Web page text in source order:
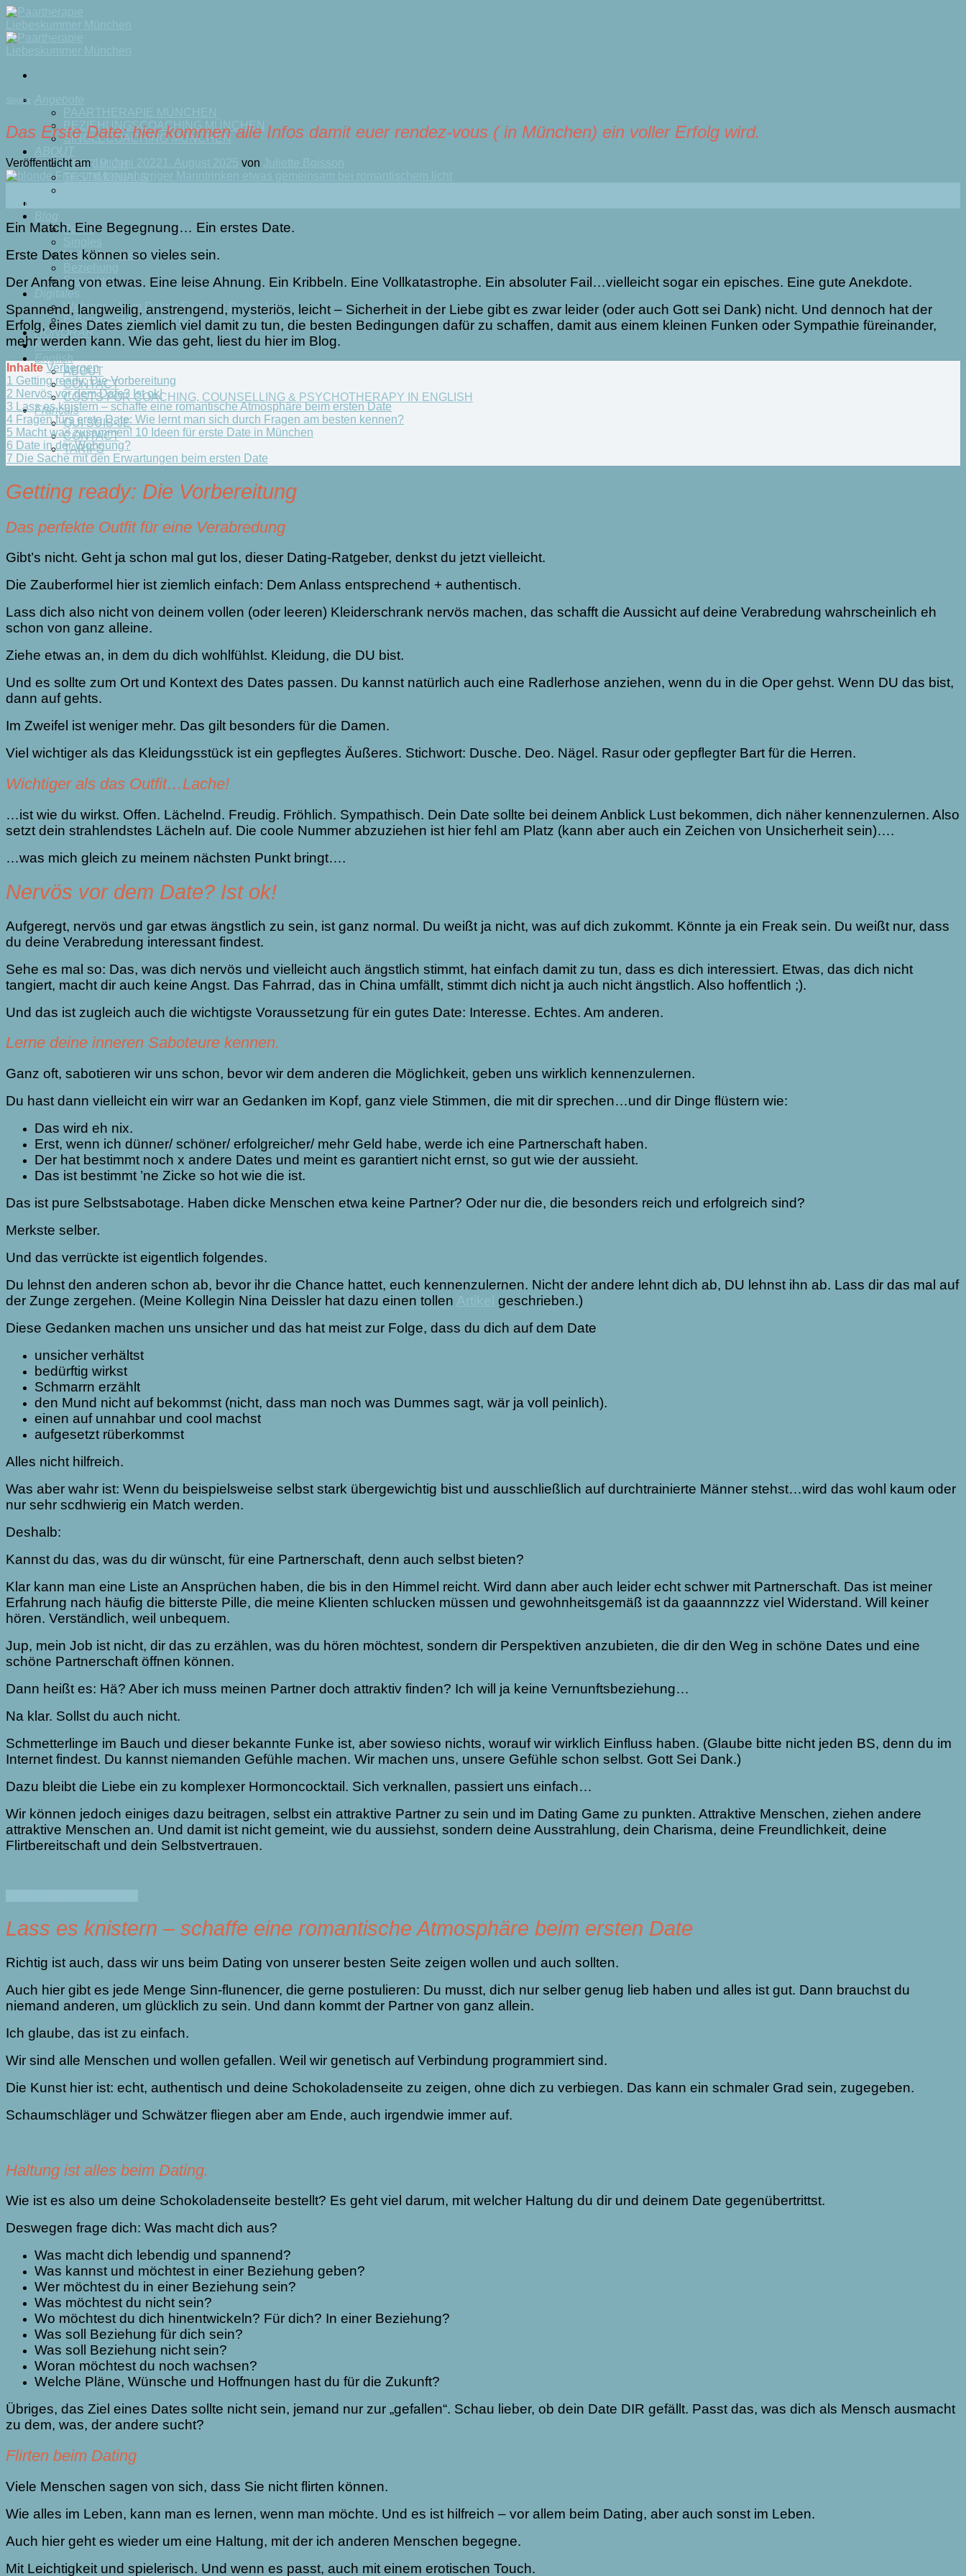
Skip
content
BEZIEHUNGSCOACHING MÜNCHEN
SINGLECOACHING MÜNCHEN
ÜBER MICH
Paare
Liebeskummer
Sexualität
Digitales
Webinar – Vom Dating Frust zur Dating Lust
E-Book – SMS, die wirken
HONORAR
Kontakt
English
ABOUT
CONTACT
COSTS FOR COACHING, COUNSELLING & PSYCHOTHERAPY IN ENGLISH
Français
QUI SUIS-JE
CONTACT
TARIFS
Singles
Das Erste Date: hier kommen alle Infos damit euer rendez-vous ( in München) ein voller Erfolg wird.
Veröffentlicht am von
Juni
Ein Match. Eine Begegnung… Ein erstes Date.
Erste Dates können so vieles sein.
Der Anfang von etwas. Eine leise Ahnung. Ein Kribbeln. Eine Vollkatastrophe. Ein absoluter Fail…vielleicht sogar ein episches. Eine gute Anekdote.
Spannend, langweilig, anstrengend, mysteriös, leicht – Sicherheit in der Liebe gibt es zwar leider (oder auch Gott sei Dank) nicht. Und dennoch hat der
Erfolg, eines Dates ziemlich viel damit zu tun, die besten Bedingungen dafür zu schaffen, damit aus einem kleinen Funken oder Sympathie füreinander,
mehr werden kann. Wie das geht, liest du hier im Blog.
Inhalte Verbergen
1 Getting ready: Die Vorbereitung
2 Nervös vor dem Date? Ist ok!
3
Lass es knistern – schaffe eine romantische Atmosphäre beim ersten Date
4 Fragen fürs erste Date: Wie lernt man sich durch Fragen am besten kennen?
5 Macht was zusammen! 10 Ideen für erste Date in München
6 Date in der Wohnung?
7 Die Sache mit den Erwartungen beim ersten Date
Getting ready: Die Vorbereitung
Das perfekte Outfit für eine Verabredung
Gibt’s nicht. Geht ja schon mal gut los, dieser Dating-Ratgeber, denkst du jetzt vielleicht.
Die Zauberformel hier ist ziemlich einfach: Dem Anlass entsprechend + authentisch.
Lass dich also nicht von deinem vollen (oder leeren) Kleiderschrank nervös machen, das schafft die Aussicht auf deine Verabredung wahrscheinlich eh
schon von ganz alleine.
Ziehe etwas an, in dem du dich wohlfühlst. Kleidung, die DU bist.
Und es sollte zum Ort und Kontext des Dates passen. Du kannst natürlich auch eine Radlerhose anziehen, wenn du in die Oper gehst. Wenn DU das bist,
dann auf gehts.
Im Zweifel ist weniger mehr. Das gilt besonders für die Damen.
Viel wichtiger als das Kleidungsstück ist ein gepflegtes Äußeres. Stichwort: Dusche. Deo. Nägel. Rasur oder gepflegter Bart für die Herren.
Wichtiger als das Outfit…Lache!
…ist wie du wirkst. Offen. Lächelnd. Freudig. Fröhlich. Sympathisch. Dein Date sollte bei deinem Anblick Lust bekommen, dich näher kennenzulernen. Also
setzt dein strahlendstes Lächeln auf. Die coole Nummer abzuziehen ist hier fehl am Platz (kann aber auch ein Zeichen von Unsicherheit sein)….
…was mich gleich zu meinem nächsten Punkt bringt….
Nervös vor dem Date? Ist ok!
Aufgeregt, nervös und gar etwas ängstlich zu sein, ist ganz normal. Du weißt ja nicht, was auf dich zukommt. Könnte ja ein Freak sein. Du weißt nur, dass
du deine Verabredung interessant findest.
Sehe es mal so: Das, was dich nervös und vielleicht auch ängstlich stimmt, hat einfach damit zu tun, dass es dich interessiert. Etwas, das dich nicht
tangiert, macht dir auch keine Angst. Das Fahrrad, das in China umfällt, stimmt dich nicht ja auch nicht ängstlich. Also hoffentlich ;).
Und das ist zugleich auch die wichtigste Voraussetzung für ein gutes Date: Interesse. Echtes. Am anderen.
Lerne deine inneren Saboteure kennen.
Ganz oft, sabotieren wir uns schon, bevor wir dem anderen die Möglichkeit, geben uns wirklich kennenzulernen.
Du hast dann vielleicht ein wirr war an Gedanken im Kopf, ganz viele Stimmen, die mit dir sprechen…und dir Dinge flüstern wie:
Das wird eh nix.
Erst, wenn ich dünner/ schöner/ erfolgreicher/ mehr Geld habe, werde ich eine Partnerschaft haben.
Der hat bestimmt noch x andere Dates und meint es garantiert nicht ernst, so gut wie der aussieht.
Das ist bestimmt ’ne Zicke so hot wie die ist.
Das ist pure Selbstsabotage. Haben dicke Menschen etwa keine Partner? Oder nur die, die besonders reich und erfolgreich sind?
Merkste selber.
Und das verrückte ist eigentlich folgendes.
Du lehnst den anderen schon ab, bevor ihr die Chance hattet, euch kennenzulernen. Nicht der andere lehnt dich ab, DU lehnst ihn ab. Lass dir das mal auf
der Zunge zergehen. (Meine Kollegin Nina Deissler hat dazu einen tollen
geschrieben.)
Diese Gedanken machen uns unsicher und das hat meist zur Folge, dass du dich auf dem Date
unsicher verhältst
bedürftig wirkst
Schmarrn erzählt
den Mund nicht auf bekommst (nicht, dass man noch was Dummes sagt, wär ja voll peinlich).
einen auf unnahbar und cool machst
aufgesetzt rüberkommst
Alles nicht hilfreich.
Was aber wahr ist: Wenn du beispielsweise selbst stark übergewichtig bist und ausschließlich auf durchtrainierte Männer stehst…wird das wohl kaum oder
nur sehr scdhwierig ein Match werden.
Deshalb:
Kannst du das, was du dir wünscht, für eine Partnerschaft, denn auch selbst bieten?
Klar kann man eine Liste an Ansprüchen haben, die bis in den Himmel reicht. Wird dann aber auch leider echt schwer mit Partnerschaft. Das ist meiner
Erfahrung nach häufig die bitterste Pille, die meine Klienten schlucken müssen und gewohnheitsgemäß ist da gaaannnzzz viel Widerstand. Will keiner
hören. Verständlich, weil unbequem.
Jup, mein Job ist nicht, dir das zu erzählen, was du hören möchtest, sondern dir Perspektiven anzubieten, die dir den Weg in schöne Dates und eine
schöne Partnerschaft öffnen können.
Dann heißt es: Hä? Aber ich muss meinen Partner doch attraktiv finden? Ich will ja keine Vernunftsbeziehung…
Na klar. Sollst du auch nicht.
Schmetterlinge im Bauch und dieser bekannte Funke ist, aber sowieso nichts, worauf wir wirklich Einfluss haben. (Glaube bitte nicht jeden BS, denn du im
Internet findest. Du kannst niemanden Gefühle machen. Wir machen uns, unsere Gefühle schon selbst. Gott Sei Dank.)
Dazu bleibt die Liebe ein zu komplexer Hormoncocktail. Sich verknallen, passiert uns einfach…
Wir können jedoch einiges dazu beitragen, selbst ein attraktive Partner zu sein und im Dating Game zu punkten. Attraktive Menschen, ziehen andere
attraktive Menschen an. Und damit ist nicht gemeint, wie du aussiehst, sondern deine Ausstrahlung, dein Charisma, deine Freundlichkeit, deine
Flirtbereitschaft und dein Selbstvertrauen.
Lass es knistern – schaffe eine romantische Atmosphäre beim ersten Date
Richtig ist auch, dass wir uns beim Dating von unserer besten Seite zeigen wollen und auch sollten.
Auch hier gibt es jede Menge Sinn-flunencer, die gerne postulieren: Du musst, dich nur selber genug lieb haben und alles ist gut. Dann brauchst du
niemand anderen, um glücklich zu sein. Und dann kommt der Partner von ganz allein.
Ich glaube, das ist zu einfach.
Wir sind alle Menschen und wollen gefallen. Weil wir genetisch auf Verbindung programmiert sind.
Die Kunst hier ist: echt, authentisch und deine Schokoladenseite zu zeigen, ohne dich zu verbiegen. Das kann ein schmaler Grad sein, zugegeben.
Schaumschläger und Schwätzer fliegen aber am Ende, auch irgendwie immer auf.
Haltung ist alles beim Dating.
Wie ist es also um deine Schokoladenseite bestellt? Es geht viel darum, mit welcher Haltung du dir und deinem Date gegenübertrittst.
Deswegen frage dich: Was macht dich aus?
Was macht dich lebendig und spannend?
Was kannst und möchtest in einer Beziehung geben?
Wer möchtest du in einer Beziehung sein?
Was möchtest du nicht sein?
Wo möchtest du dich hinentwickeln? Für dich? In einer Beziehung?
Was soll Beziehung für dich sein?
Was soll Beziehung nicht sein?
Woran möchtest du noch wachsen?
Welche Pläne, Wünsche und Hoffnungen hast du für die Zukunft?
Übriges, das Ziel eines Dates sollte nicht sein, jemand nur zur „gefallen“. Schau lieber, ob dein Date DIR gefällt. Passt das, was dich als Mensch ausmacht
zu dem, was, der andere sucht?
Flirten beim Dating
Viele Menschen sagen von sich, dass Sie nicht flirten können.
Wie alles im Leben, kann man es lernen, wenn man möchte. Und es ist hilfreich – vor allem beim Dating, aber auch sonst im Leben.
Auch hier geht es wieder um eine Haltung, mit der ich anderen Menschen begegne.
Mit Leichtigkeit und spielerisch. Und wenn es passt, auch mit einem erotischen Touch.